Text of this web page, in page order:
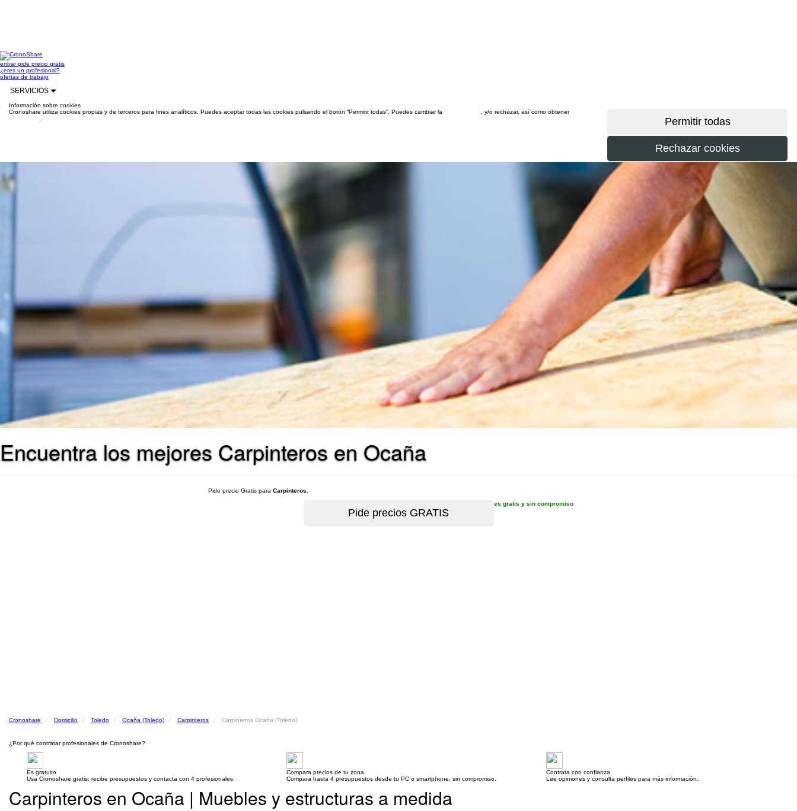
entrarpide precio gratis
¿eres un profesional?
ofertas de trabajo
SERVICIOS
Información sobre cookies
Cronoshare utiliza cookies propias y de terceros para fines analíticos. Puedes aceptar todas las cookies pulsando el botón “Permitir todas”. Puedes cambiar la
, y/o rechazar, así como obtener
Encuentra los mejores Carpinteros en Ocaña
Pide precio Gratis para Carpinteros
es gratis y sin compromiso
Cronoshare Domicilio Toledo Ocaña (Toledo) Carpinteros Carpinteros Ocaña (Toledo)
¿Por qué contratar profesionales de Cronoshare?
Es gratuito
Usa Cronoshare gratis: recibe presupuestos y contacta con 4 profesionales.
Compara precios de tu zona
Compara hasta 4 presupuestos desde tu PC o smartphone, sin compromiso.
Contrata con confianza
Lee opiniones y consulta perfiles para más información.
Carpinteros en Ocaña | Muebles y estructuras a medida